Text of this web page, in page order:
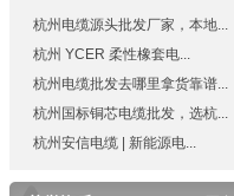
杭州电缆源头批发厂家，本地...
杭州 YCER 柔性橡套电...
杭州电缆批发去哪里拿货靠谱...
杭州国标铜芯电缆批发，选杭...
杭州安信电缆 | 新能源电...
浙江省行业质量服务诚信领先
示范企业